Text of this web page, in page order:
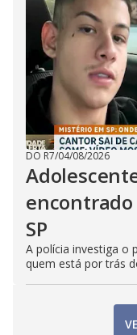
DO R7/04/08/2026
SP
A polícia investiga o
quem está por trás